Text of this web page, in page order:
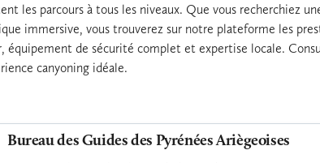
les parcours à tous les niveaux. Que vous recherchiez
immersive, vous trouverez sur notre plateforme les
équipement de sécurité complet et expertise locale.
canyoning idéale.
Bureau des Guides des Pyrénées Ariègeoises